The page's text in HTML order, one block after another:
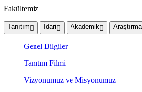
Fakültemiz
Tanıtım İdari Akademik Araştırma
Genel Bilgiler
Tanıtım Filmi
Vizyonumuz ve Misyonumuz